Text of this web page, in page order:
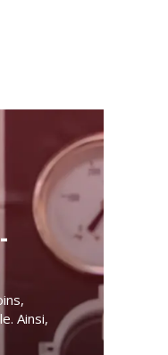
Ainsi,